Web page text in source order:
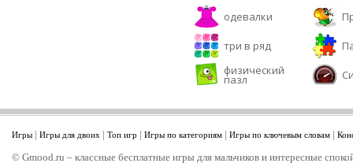
одевалки
три в ряд
физический
пазл
Игры | Игры для двоих | Топ игр | Игры по категориям | Игры по ключевым словам |
© Gmood.ru – классные бесплатные игры для мальчиков и интересные